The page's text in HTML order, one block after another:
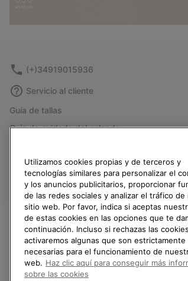
(+)34919015936
Servicio al cliente
Guía de tallas
Guía de cuidado del calzado
Devoluciones
Desistir del contrato
Estado del pedido
Envío
Pago
Preguntas frecuentes
Utilizamos cookies propias y de terceros y
tecnologías similares para personalizar el
y los anuncios publicitarios, proporcionar
de las redes sociales y analizar el tráfico
sitio web. Por favor, indica si aceptas
de estas cookies en las opciones que te
continuación. Incluso si rechazas las
activaremos algunas que son estrictamente
necesarias para el funcionamiento de
web. Haz clic aquí para conseguir más
sobre las cookies